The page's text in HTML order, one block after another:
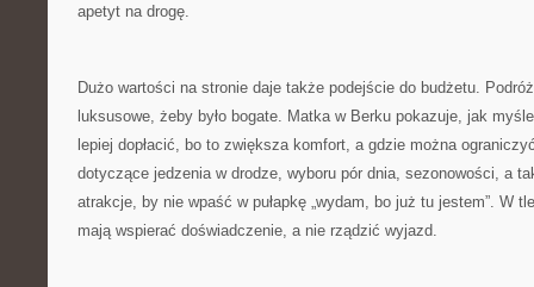
apetyt na drogę.
Dużo wartości na stronie daje także podejście do budżetu.
luksusowe, żeby było bogate. Matka w Berku pokazuje, jak
lepiej dopłacić, bo to zwiększa komfort, a gdzie można
dotyczące jedzenia w drodze, wyboru pór dnia, sezonowości, a
atrakcje, by nie wpaść w pułapkę „wydam, bo już tu jestem”. W
mają wspierać doświadczenie, a nie rządzić wyjazd.